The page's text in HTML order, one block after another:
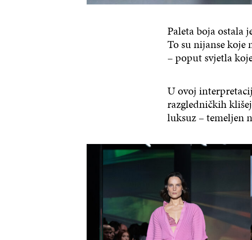
Paleta boja ostala
To su nijanse
– poput svjetla
U ovoj
razgledničkih
luksuz – temeljen